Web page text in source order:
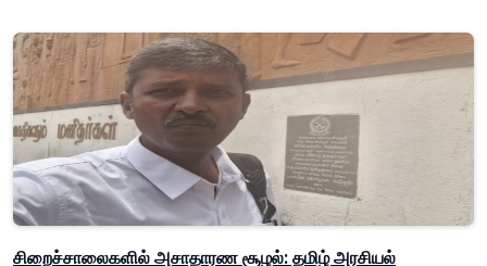
சிறைச்சாலைகளில் அசாதாரண சூழல்: தமிழ் அரசியல்